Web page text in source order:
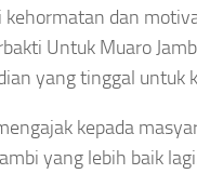
kehormatan dan
Untuk Muaro
yang tinggal untuk
kepada
yang lebih baik